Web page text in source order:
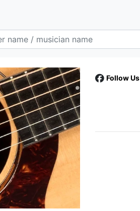
Follow Us